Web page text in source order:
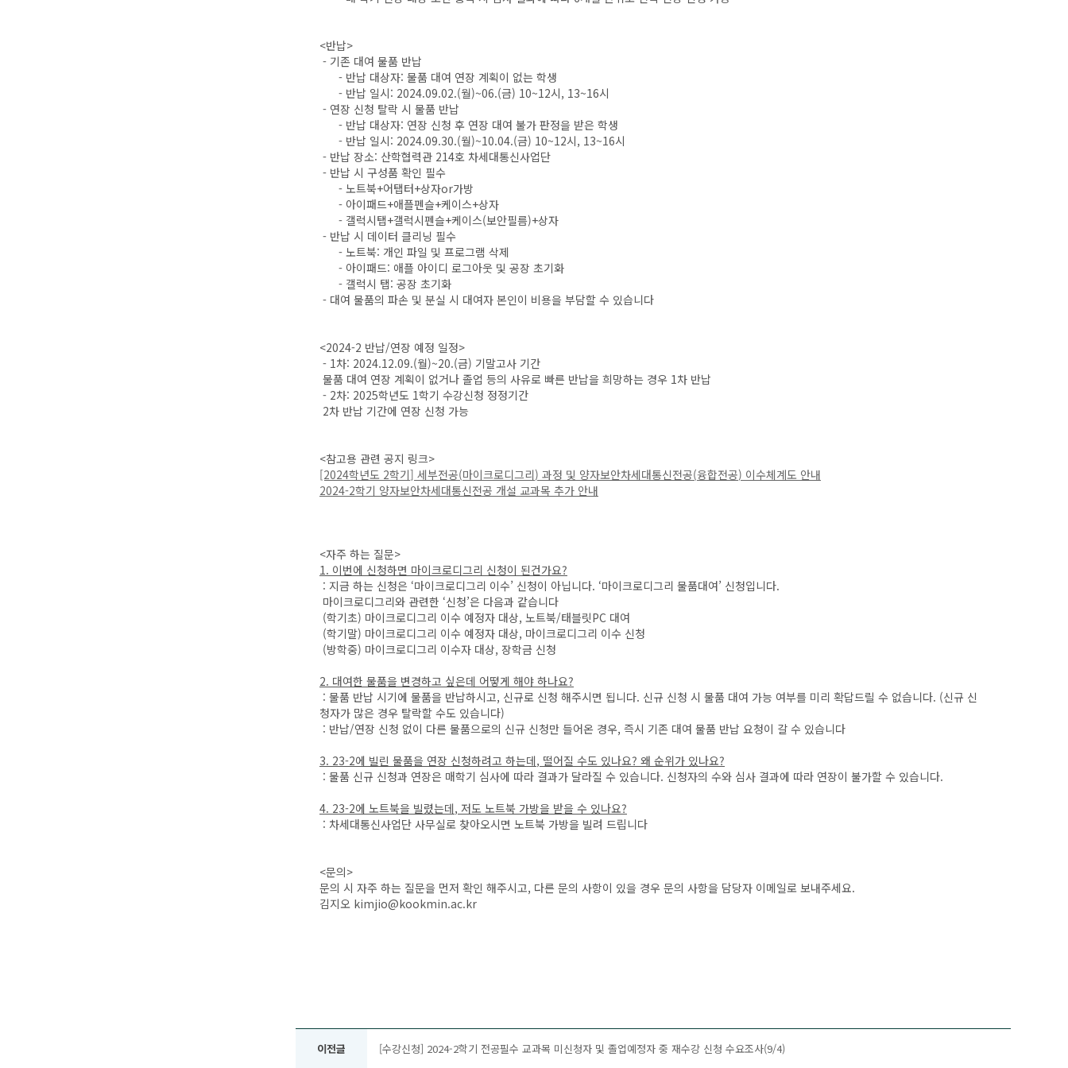
<반납>
- 기존 대여 물품 반납
- 반납 대상자: 물품 대여 연장 계획이 없는 학생
- 반납 일시: 2024.09.02.(월)~06.(금) 10~12시, 13~16시
- 연장 신청 탈락 시 물품 반납
- 반납 대상자: 연장 신청 후 연장 대여 불가 판정을 받은 학생
- 반납 일시: 2024.09.30.(월)~10.04.(금) 10~12시, 13~16시
- 반납 장소: 산학협력관 214호 차세대통신사업단
- 반납 시 구성품 확인 필수
- 노트북+어탭터+상자or가방
- 아이패드+애플펜슬+케이스+상자
- 갤럭시탭+갤럭시펜슬+케이스(보안필름)+상자
- 반납 시 데이터 클리닝 필수
- 노트북: 개인 파일 및 프로그램 삭제
- 아이패드: 애플 아이디 로그아웃 및 공장 초기화
- 갤럭시 탭: 공장 초기화
- 대여 물품의 파손 및 분실 시 대여자 본인이 비용을 부담할 수 있습니다
<2024-2 반납/연장 예정 일정>
- 1차: 2024.12.09.(월)~20.(금) 기말고사 기간
물품 대여 연장 계획이 없거나 졸업 등의 사유로 빠른 반납을 희망하는 경우 1차 반납
- 2차: 2025학년도 1학기 수강신청 정정기간
2차 반납 기간에 연장 신청 가능
<참고용 관련 공지 링크>
[2024학년도 2학기] 세부전공(마이크로디그리) 과정 및 양자보안차세대통신전공(융합전공) 이수체계도 안내
2024-2학기 양자보안차세대통신전공 개설 교과목 추가 안내
<자주 하는 질문>
1. 이번에 신청하면 마이크로디그리 신청이 된건가요?
: 지금 하는 신청은 ‘마이크로디그리 이수’ 신청이 아닙니다. ‘마이크로디그리 물품대여’ 신청입니다.
마이크로디그리와 관련한 ‘신청’은 다음과 같습니다
(학기초) 마이크로디그리 이수 예정자 대상, 노트북/태블릿PC 대여
(학기말) 마이크로디그리 이수 예정자 대상, 마이크로디그리 이수 신청
(방학중) 마이크로디그리 이수자 대상, 장학금 신청
2. 대여한 물품을 변경하고 싶은데 어떻게 해야 하나요?
: 물품 반납 시기에 물품을 반납하시고, 신규로 신청 해주시면 됩니다. 신규 신청 시 물품 대여 가능 여부를 미리 확답드릴 수 없습니다. (신규 신
청자가 많은 경우 탈락할 수도 있습니다)
: 반납/연장 신청 없이 다른 물품으로의 신규 신청만 들어온 경우, 즉시 기존 대여 물품 반납 요청이 갈 수 있습니다
3. 23-2에 빌린 물품을 연장 신청하려고 하는데, 떨어질 수도 있나요? 왜 순위가 있나요?
: 물품 신규 신청과 연장은 매학기 심사에 따라 결과가 달라질 수 있습니다. 신청자의 수와 심사 결과에 따라 연장이 불가할 수 있습니다.
4. 23-2에 노트북을 빌렸는데, 저도 노트북 가방을 받을 수 있나요?
: 차세대통신사업단 사무실로 찾아오시면 노트북 가방을 빌려 드립니다
<문의>
문의 시 자주 하는 질문을 먼저 확인 해주시고, 다른 문의 사항이 있을 경우 문의 사항을 담당자 이메일로 보내주세요.
김지오 kimjio@kookmin.ac.kr
이전글 [수강신청] 2024-2학기 전공필수 교과목 미신청자 및 졸업예정자 중 재수강 신청 수요조사(9/4)